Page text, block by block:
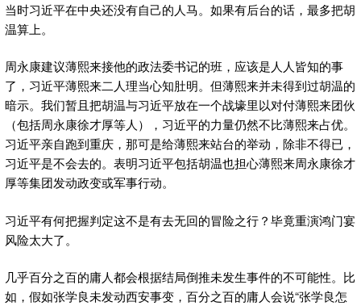
当时习近平在中央还没有自己的人马。如果有后台的话，最多把胡
温算上。
周永康建议薄熙来接他的政法委书记的班，应该是人人皆知的事
了，习近平薄熙来二人理当心知肚明。但薄熙来并未得到过胡温的
暗示。我们暂且把胡温与习近平放在一个战壕里以对付薄熙来团伙
（包括周永康徐才厚等人），习近平的力量仍然不比薄熙来占优。
习近平亲自跑到重庆，那可是给薄熙来站台的举动，除非不得已，
习近平是不会去的。表明习近平包括胡温也担心薄熙来周永康徐才
厚等集团发动政变或军事行动。
习近平有何把握判定这不是有去无回的冒险之行？毕竟重演鸿门宴
风险太大了。
几乎百分之百的庸人都会根据结局倒推未发生事件的不可能性。比
如，假如张学良未发动西安事变，百分之百的庸人会说“张学良怎